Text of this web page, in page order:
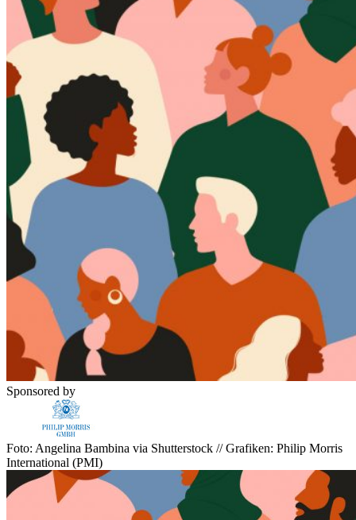
Sponsored by
Foto: Angelina Bambina via Shutterstock // Grafiken: Philip Morris
International (PMI)